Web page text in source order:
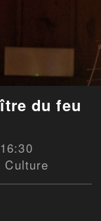
du feu
16:30
Culture